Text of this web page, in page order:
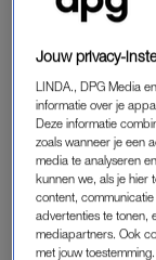
MOEDER
NAAR
‘Het gaat helaas
laatste update
verward,
Bridget laat
spoedeisende
iets dragelijker
Jouw privacy-
LINDA., DPG Media
informatie over je
Deze informatie
zoals wanneer je een
media te analyseren
kunnen we, als je hier
content,
advertenties te tonen,
mediapartners. Ook
met jouw